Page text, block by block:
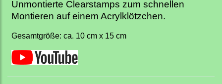
Unmontierte Clearstamps zum schnellen
Montieren auf einem Acrylklötzchen.
Gesamtgröße: ca. 10 cm x 15 cm